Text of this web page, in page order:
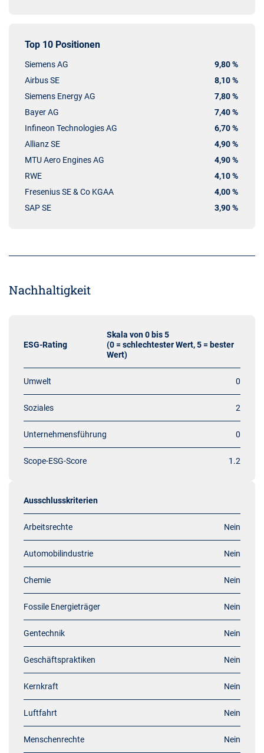
Top 10 Positionen
Siemens AG
9,80 %
Airbus SE
8,10 %
Siemens Energy AG
7,80 %
Bayer AG
7,40 %
Infineon Technologies AG
6,70 %
Allianz SE
4,90 %
MTU Aero Engines AG
4,90 %
RWE
4,10 %
Fresenius SE & Co KGAA
4,00 %
SAP SE
3,90 %
Nachhaltigkeit
ESG-Rating
Skala von 0 bis 5
(0 = schlechtester Wert, 5 = bester
Wert)
Umwelt 0
Soziales 2
Unternehmensführung 0
Scope-ESG-Score 1.2
Ausschlusskriterien
Arbeitsrechte Nein
Automobilindustrie Nein
Chemie Nein
Fossile Energieträger Nein
Gentechnik Nein
Geschäftspraktiken Nein
Kernkraft Nein
Luftfahrt Nein
Menschenrechte Nein